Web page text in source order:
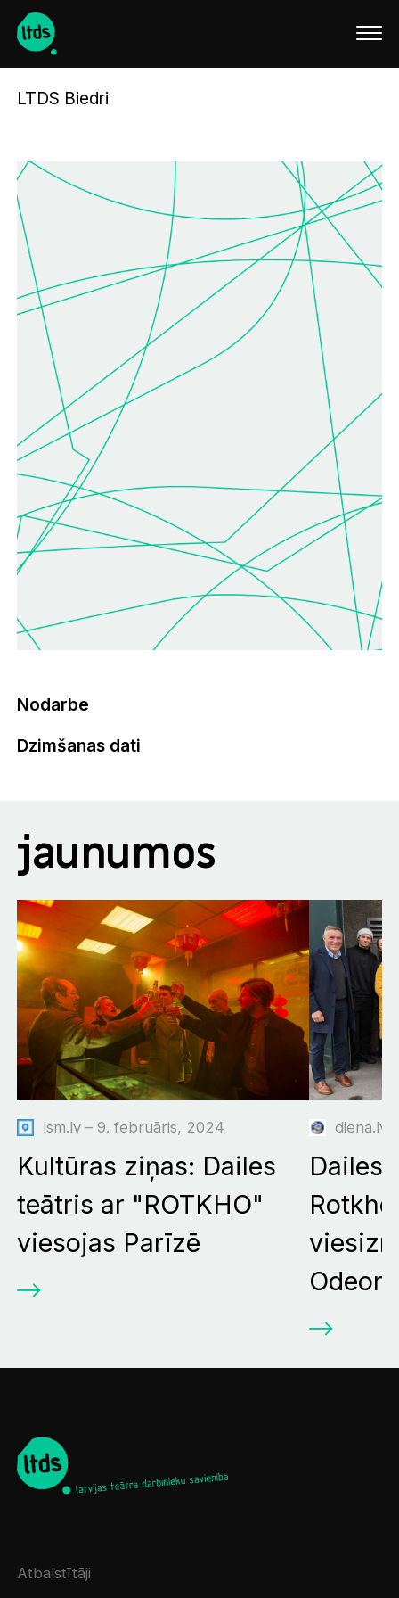
LTDS Biedri
Nodarbe
Dzimšanas dati
jaunumos
lsm.lv – 9. februāris, 2024
Kultūras ziņas: Dailes
teātris ar "ROTKHO"
viesojas Parīzē
diena.lv
Dailes
Atbalstītāji